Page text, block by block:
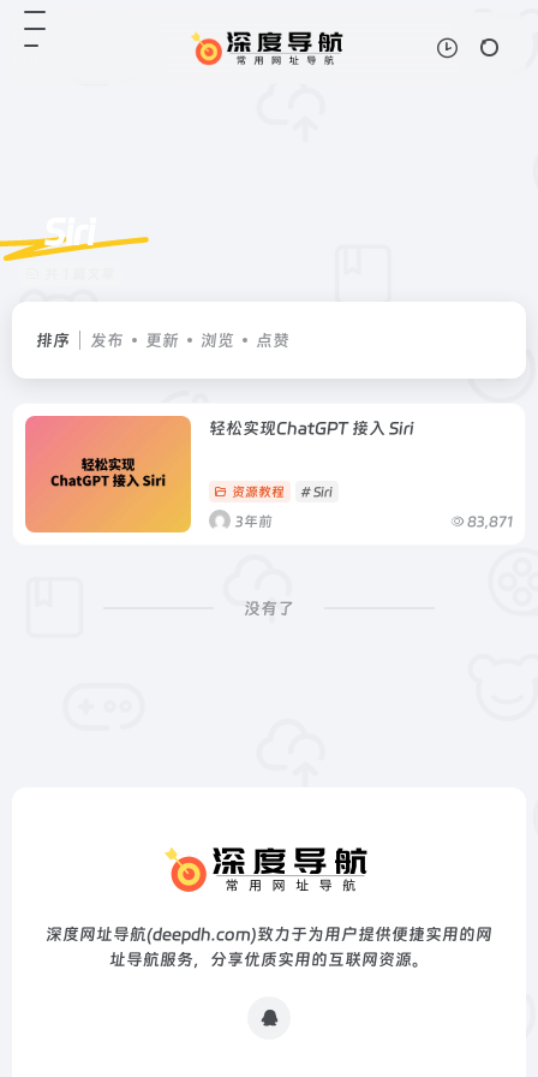
Siri​
排序 发布 更新 浏览 点赞
轻松实现ChatGPT 接入 Siri​
资源教程 # Siri​
3年前 83,871
没有了
深度网址导航(deepdh.com)致力于为用户提供便捷实用的网
址导航服务，分享优质实用的互联网资源。